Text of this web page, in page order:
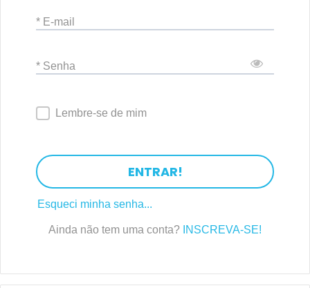
* E-mail
* Senha
Lembre-se de mim
ENTRAR!
Esqueci minha senha...
Ainda não tem uma conta? INSCREVA-SE!